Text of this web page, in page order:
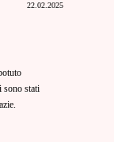
22.02.2025
sono stati